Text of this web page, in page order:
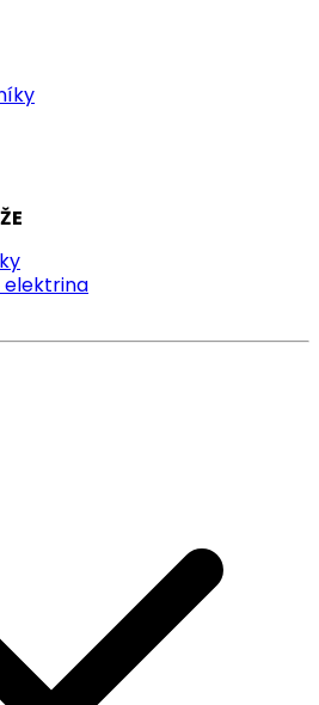
elektrina